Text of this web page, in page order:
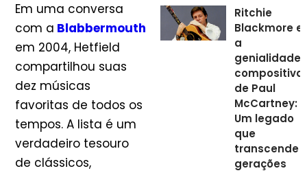
Em uma conversa
com a Blabbermouth
em 2004, Hetfield
compartilhou suas
dez músicas
favoritas de todos os
tempos. A lista é um
verdadeiro tesouro
de clássicos,
Ritchie
Blackmore e
a
genialidade
compositiva
de Paul
McCartney:
Um legado
que
transcende
gerações